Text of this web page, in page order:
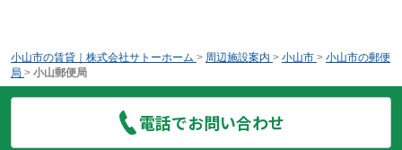
小山市の賃貸｜株式会社サトーホーム > 周辺施設案内 > 小山市 > 小山市の郵便
局 > 小山郵便局
電話でお問い合わせ